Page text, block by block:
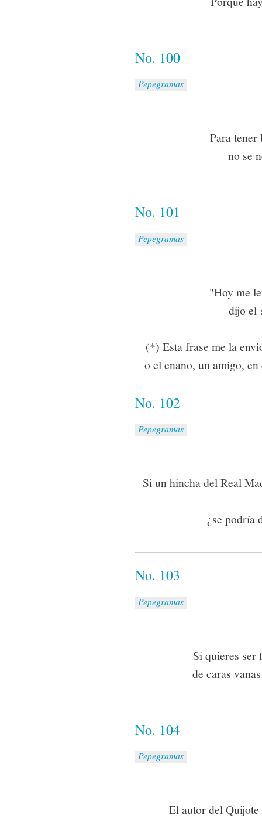
No. 100
Pepegramas
Para tener
no se
No. 101
Pepegramas
"Hoy me
dijo el
(*) Esta frase me la
o el enano, un amigo,
No. 102
Pepegramas
Si un hincha del Real
¿se podría
No. 103
Pepegramas
Si quieres ser
de caras
No. 104
Pepegramas
El autor del